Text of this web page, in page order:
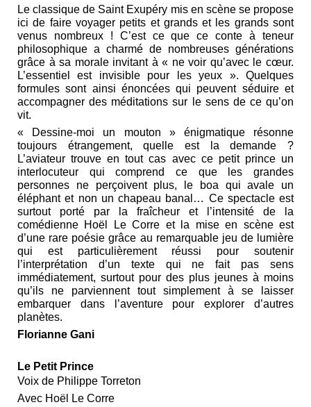
Le classique de Saint Exupéry mis en scène se propose
ici de faire voyager petits et grands et les grands sont
venus nombreux ! C’est ce que ce conte à teneur
philosophique a charmé de nombreuses générations
grâce à sa morale invitant à « ne voir qu’avec le cœur.
L’essentiel est invisible pour les yeux ». Quelques
formules sont ainsi énoncées qui peuvent séduire et
accompagner des méditations sur le sens de ce qu’on
vit.
« Dessine-moi un mouton » énigmatique résonne
toujours étrangement, quelle est la demande ?
L’aviateur trouve en tout cas avec ce petit prince un
interlocuteur qui comprend ce que les grandes
personnes ne perçoivent plus, le boa qui avale un
éléphant et non un chapeau banal… Ce spectacle est
surtout porté par la fraîcheur et l’intensité de la
comédienne Hoël Le Corre et la mise en scène est
d’une rare poésie grâce au remarquable jeu de lumière
qui est particulièrement réussi pour soutenir
l’interprétation d’un texte qui ne fait pas sens
immédiatement, surtout pour des plus jeunes à moins
qu’ils ne parviennent tout simplement à se laisser
embarquer dans l’aventure pour explorer d’autres
planètes.
Florianne Gani
Le Petit Prince
Voix de Philippe Torreton
Avec Hoël Le Corre